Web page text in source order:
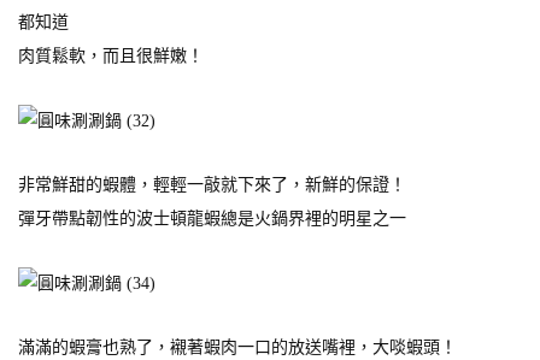
都知道
肉質鬆軟，而且很鮮嫩！
非常鮮甜的蝦體，輕輕一敲就下來了，新鮮的保證！
彈牙帶點韌性的波士頓龍蝦總是火鍋界裡的明星之一
滿滿的蝦膏也熟了，襯著蝦肉一口的放送嘴裡，大啖蝦頭！